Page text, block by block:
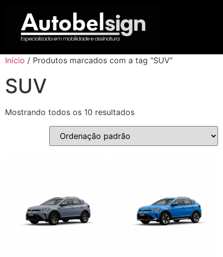
Início / Produtos marcados com a tag “SUV”
SUV
Mostrando todos os 10 resultados